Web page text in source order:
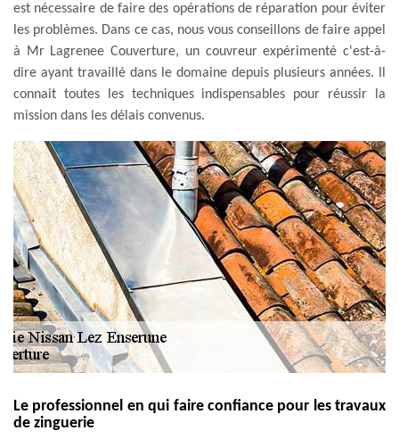
est nécessaire de faire des opérations de réparation pour éviter
les problèmes. Dans ce cas, nous vous conseillons de faire appel
à Mr Lagrenee Couverture, un couvreur expérimenté c'est-à-
dire ayant travaillé dans le domaine depuis plusieurs années. Il
connait toutes les techniques indispensables pour réussir la
mission dans les délais convenus.
Le professionnel en qui faire confiance pour les travaux
de zinguerie